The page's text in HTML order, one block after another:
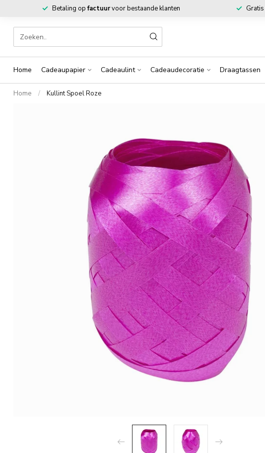
Betaling opfactuurvoor bestaande klanten Gratis
Home Cadeaupapier Cadeaulint Cadeaudecoratie Draagtassen
Home / Kullint Spoel Roze